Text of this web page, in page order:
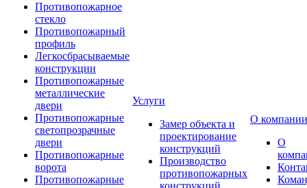
Противопожарное
стекло
Противопожарный
профиль
Легкосбрасываемые
конструкции
Противопожарные
металлические
двери
Противопожарные
светопрозрачные
двери
Противопожарные
ворота
Противопожарные
Услуги
Замер объекта и
проектирование
конструкций
Производство
противопожарных
конструкций
О компании
О